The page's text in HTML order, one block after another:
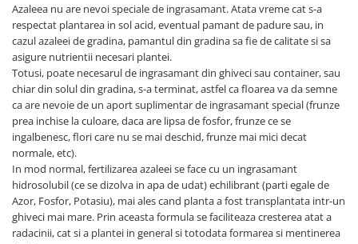
Azaleea nu are nevoi speciale de ingrasamant. Atata vreme cat s-a
respectat plantarea in sol acid, eventual pamant de padure sau, in
cazul azaleei de gradina, pamantul din gradina sa fie de calitate si sa
asigure nutrientii necesari plantei.
Totusi, poate necesarul de ingrasamant din ghiveci sau container, sau
chiar din solul din gradina, s-a terminat, astfel ca floarea va da semne
ca are nevoie de un aport suplimentar de ingrasamant special (frunze
prea inchise la culoare, daca are lipsa de fosfor, frunze ce se
ingalbenesc, flori care nu se mai deschid, frunze mai mici decat
normale, etc).
In mod normal, fertilizarea azaleei se face cu un ingrasamant
hidrosolubil (ce se dizolva in apa de udat) echilibrant (parti egale de
Azor, Fosfor, Potasiu), mai ales cand planta a fost transplantata intr-un
ghiveci mai mare. Prin aceasta formula se faciliteaza cresterea atat a
radacinii, cat si a plantei in general si totodata formarea si mentinerea